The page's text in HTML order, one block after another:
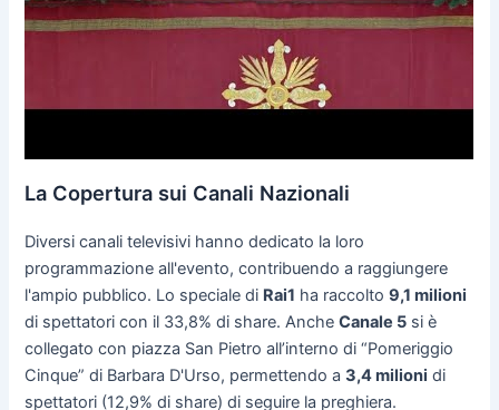
La Copertura sui Canali Nazionali
Diversi canali televisivi hanno dedicato la loro
programmazione all'evento, contribuendo a raggiungere
l'ampio pubblico. Lo speciale di Rai1 ha raccolto9,1 milioni
di spettatori con il 33,8% di share. AncheCanale 5 si è
collegato con piazza San Pietro all’interno di “Pomeriggio
Cinque” di Barbara D'Urso, permettendo a3,4 milioni di
spettatori (12,9% di share) di seguire la preghiera.